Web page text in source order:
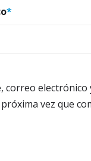
*
correo electrónico
vez que